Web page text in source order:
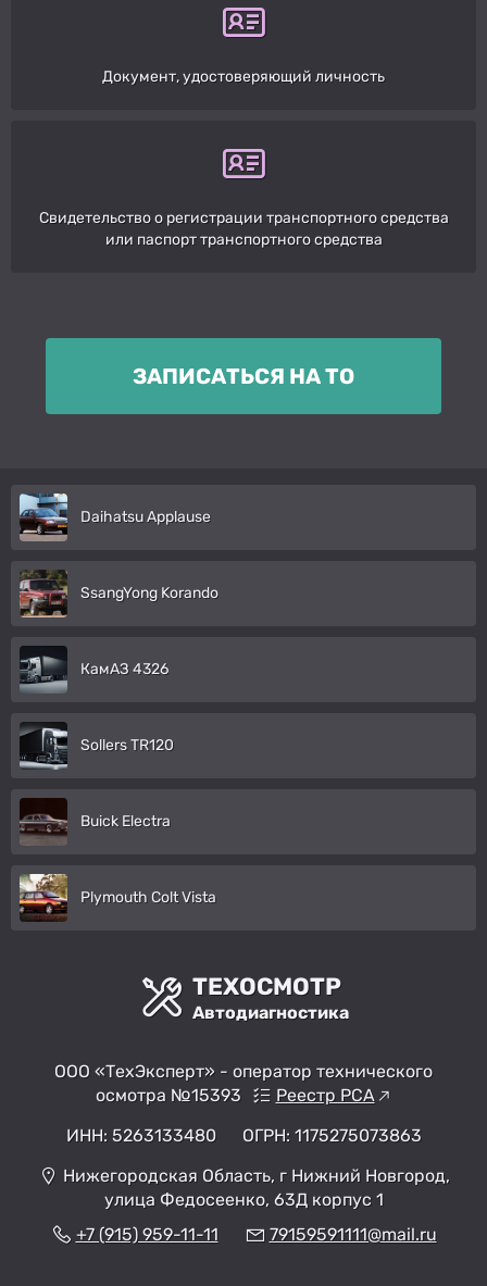
Документ, удостоверяющий личность
Свидетельство о регистрации транспортного средства
или паспорт транспортного средства
ЗАПИСАТЬСЯ НА ТО
Daihatsu Applause
SsangYong Korando
КамАЗ 4326
Sollers TR120
Buick Electra
Plymouth Colt Vista
ТЕХОСМОТР
Автодиагностика
ООО «ТехЭксперт» - оператор технического
осмотра №15393
Реестр РСА
ИНН: 5263133480
ОГРН: 1175275073863
Нижегородская Область, г Нижний Новгород,
улица Федосеенко, 63Д корпус 1
+7 (915) 959-11-11
79159591111@mail.ru